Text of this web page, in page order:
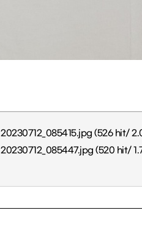
20230712_085415.jpg (526 hit/
20230712_085447.jpg (520 hit/